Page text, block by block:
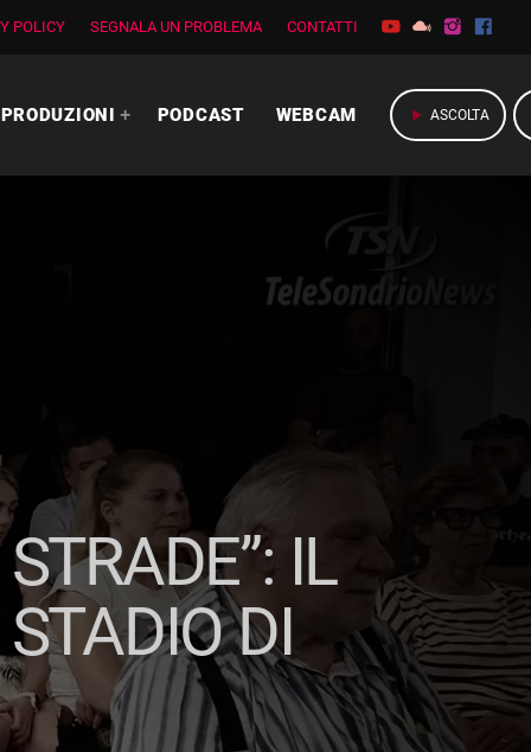
POLICY SEGNALA UN PROBLEMA CONTATTI
PRODUZIONI PODCAST WEBCAM play_arrow ASCOLTA
IL
DI